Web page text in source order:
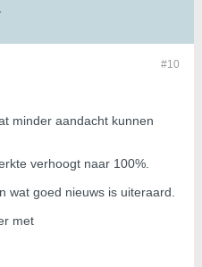
#10
minder aandacht kunnen
verhoogt naar 100%.
wat goed nieuws is uiteraard.
met